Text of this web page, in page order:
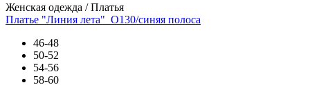
Женская одежда / Платья
Платье "Линия лета"_О130/синяя полоса
46-48
50-52
54-56
58-60